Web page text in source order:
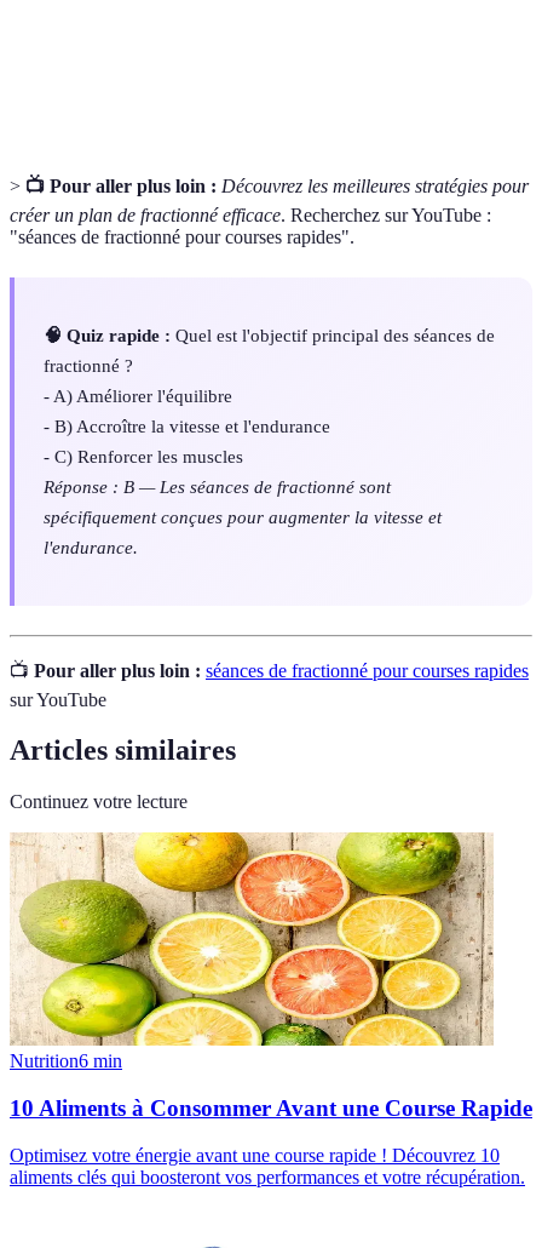
> 📺 Pour aller plus loin : Découvrez les meilleures stratégies pour
créer un plan de fractionné efficace. Recherchez sur YouTube :
"séances de fractionné pour courses rapides".
🧠 Quiz rapide : Quel est l'objectif principal des séances de
fractionné ?
- A) Améliorer l'équilibre
- B) Accroître la vitesse et l'endurance
- C) Renforcer les muscles
Réponse : B — Les séances de fractionné sont
spécifiquement conçues pour augmenter la vitesse et
l'endurance.
📺 Pour aller plus loin : séances de fractionné pour courses rapides
sur YouTube
Articles similaires
Continuez votre lecture
Nutrition6 min
10 Aliments à Consommer Avant une Course Rapide
Optimisez votre énergie avant une course rapide ! Découvrez 10
aliments clés qui boosteront vos performances et votre récupération.